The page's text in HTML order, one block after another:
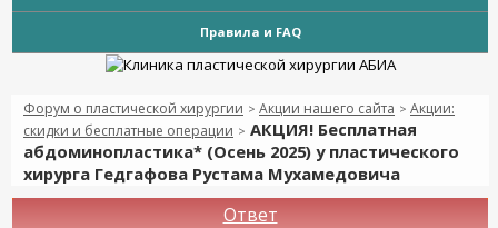
Правила и FAQ
Форум о пластической хирургии > Акции нашего сайта > Акции:
скидки и бесплатные операции > АКЦИЯ! Бесплатная
абдоминопластика* (Осень 2025) у пластического
хирурга Гедгафова Рустама Мухамедовича
Ответ